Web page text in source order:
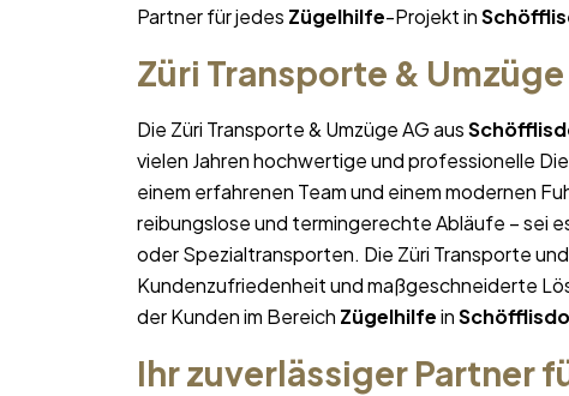
Partner für jedes Zügelhilfe-Projekt in
Züri Transporte & Umzüge
Die Züri Transporte & Umzüge AG aus
vielen Jahren hochwertige und professionelle
einem erfahrenen Team und einem modernen
reibungslose und termingerechte Abläufe – sei
oder Spezialtransporten. Die Züri Transporte
Kundenzufriedenheit und maßgeschneiderte
der Kunden im Bereich Zügelhilfein
Ihr zuverlässiger Partner